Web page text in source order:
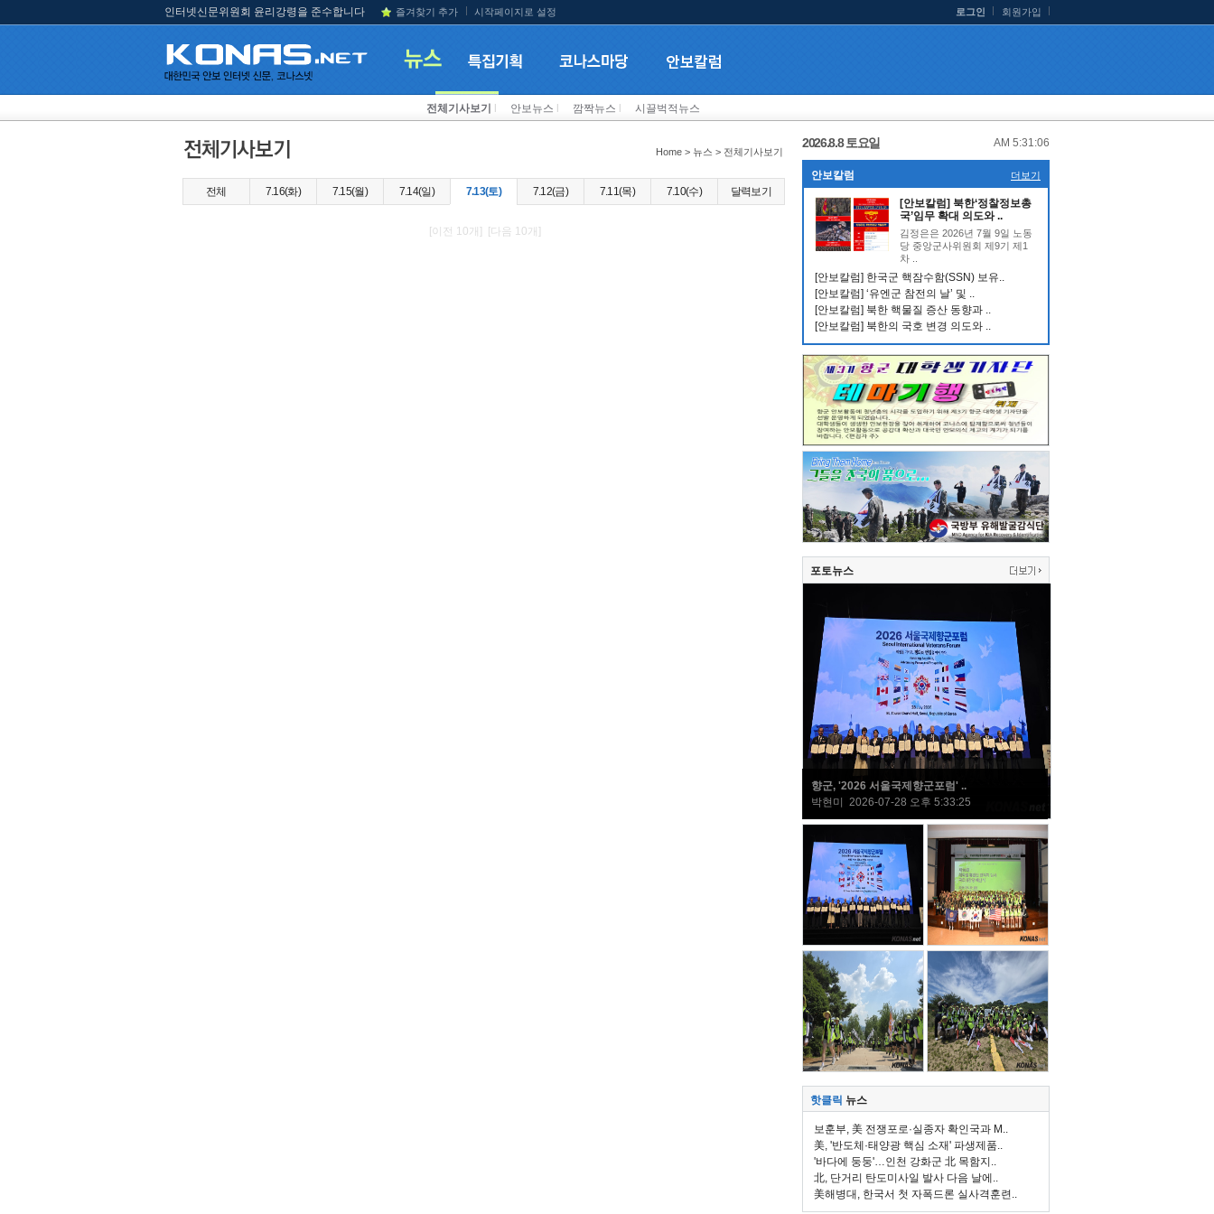
인터넷신문위원회 윤리강령을 준수합니다 즐겨찾기 추가 시작페이지로 설정 로그인 회원가입
전체기사보기 안보뉴스 깜짝뉴스 시끌벅적뉴스
Home > 뉴스 > 전체기사보기
전체 7.16(화) 7.15(월) 7.14(일) 7.13(토) 7.12(금) 7.11(목) 7.10(수) 달력보기
[이전 10개] [다음 10개]
2026.8.8 토요일 AM 5:31:06
안보칼럼 더보기
[안보칼럼] 북한‘정찰정보총
국’임무 확대 의도와 ..
김정은은 2026년 7월 9일 노동
당 중앙군사위원회 제9기 제1
차 ..
[안보칼럼] 한국군 핵잠수함(SSN) 보유..
[안보칼럼] ‘유엔군 참전의 날’ 및 ..
[안보칼럼] 북한 핵물질 증산 동향과 ..
[안보칼럼] 북한의 국호 변경 의도와 ..
포토뉴스
향군, '2026 서울국제향군포럼' ..
박현미 2026-07-28 오후 5:33:25
핫클릭 뉴스
보훈부, 美 전쟁포로·실종자 확인국과 M..
美, '반도체·태양광 핵심 소재' 파생제품..
'바다에 둥둥'…인천 강화군 北 목함지..
北, 단거리 탄도미사일 발사 다음 날에..
美해병대, 한국서 첫 자폭드론 실사격훈련..